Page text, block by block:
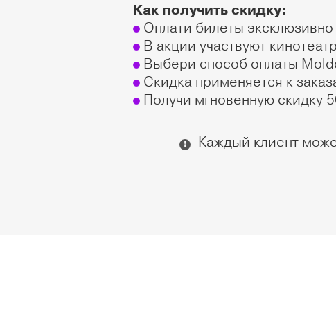
Как получить скидку:
Оплати билеты
В акции участвуют
Выбери способ оплаты
Скидка применяется к
Получи мгновенную скидку
! Каждый клиент